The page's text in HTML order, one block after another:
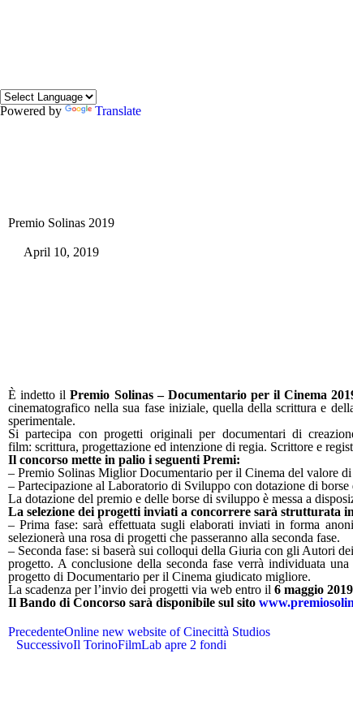
Powered by Translate
Premio Solinas 2019
April 10, 2019
È indetto ilPremio Solinas – Documentario per il Cinema
cinematografico nella sua fase iniziale, quella della scrittura e
sperimentale.
Si partecipa con progetti originali per documentari di
film: scrittura, progettazione ed intenzione di regia. Scrittore e
Il concorso mette in palio i seguenti Premi:
– Premio Solinas Miglior Documentario per il Cinema del valore
– Partecipazione al Laboratorio di Sviluppo con dotazione di
La dotazione del premio e delle borse di sviluppo è messa a
La selezione dei progetti inviati a concorrere sarà strutturata
– Prima fase: sarà effettuata sugli elaborati inviati in forma
selezionerà una rosa di progetti che passeranno alla seconda fase.
– Seconda fase: si baserà sui colloqui della Giuria con gli Autori
progetto. A conclusione della seconda fase verrà individuata
progetto di Documentario per il Cinema giudicato migliore.
La scadenza per l’invio dei progetti via web entro il 6 maggio 2019
Il Bando di Concorso sarà disponibile sul sito
PrecedenteOnline new website of Cinecittà Studios
SuccessivoIl TorinoFilmLab apre 2 fondi